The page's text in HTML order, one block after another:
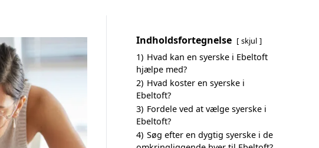
Indholdsfortegnelse skjul
1) Hvad kan en syerske i Ebeltoft
hjælpe med?
2) Hvad koster en syerske i
Ebeltoft?
3) Fordele ved at vælge syerske i
Ebeltoft?
4) Søg efter en dygtig syerske i de